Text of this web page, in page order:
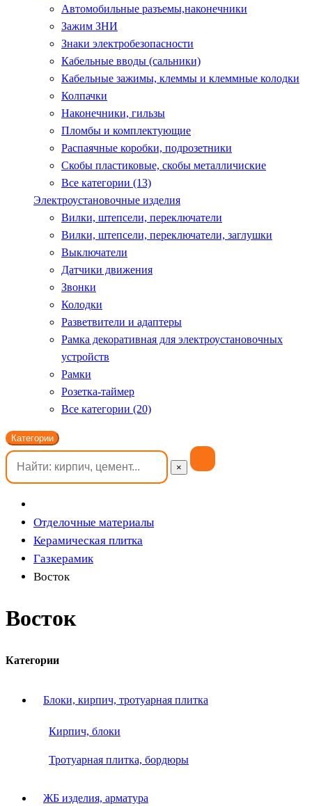
Автомобильные разъемы,наконечники
Зажим ЗНИ
Знаки электробезопасности
Кабельные вводы (сальники)
Кабельные зажимы, клеммы и клеммные колодки
Колпачки
Наконечники, гильзы
Пломбы и комплектующие
Распаячные коробки, подрозетники
Скобы пластиковые, скобы металличиские
Все категории (13)
Электроустановочные изделия
Вилки, штепсели, переключатели
Вилки, штепсели, переключатели, заглушки
Выключатели
Датчики движения
Звонки
Колодки
Разветвители и адаптеры
Рамка декоративная для электроустановочных
устройств
Рамки
Розетка-таймер
Все категории (20)
Категории
×
Отделочные материалы
Керамическая плитка
Газкерамик
Восток
Восток
Категории
Блоки, кирпич, тротуарная плитка
Кирпич, блоки
Тротуарная плитка, бордюры
ЖБ изделия, арматура